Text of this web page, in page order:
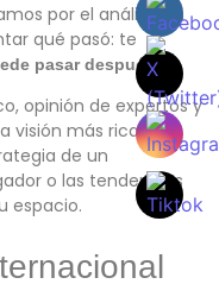
por el análisis en
qué pasó: te
pasar después.
opinión de expertos y
visión más rica del
de un
o las tendencias
espacio.